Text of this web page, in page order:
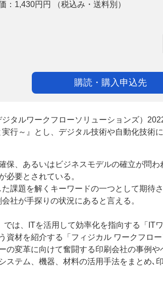
： 1,430円 円 （税込み・送料別）
購読・購入申込先
タルワークフローソリューションズ）
行～』とし、デジタル技術や自動化技術
、あるいはビジネスモデルの確立が問わ
必要とされている。
課題を解くキーワードの一つとして期待
社が手探りの状況にあると言える。
は、ITを活用して効率化を指向する「IT
資材を紹介する「フィジカル ワークフロ
の変革に向けて奮闘する印刷会社の事例
ステム、機器、材料の活用手法をまとめ､